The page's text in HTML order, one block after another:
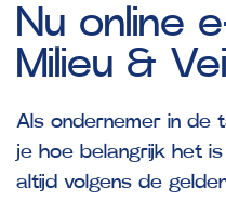
Nu online
Milieu &
Als ondernemer in de
je hoe belangrijk het
altijd volgens de